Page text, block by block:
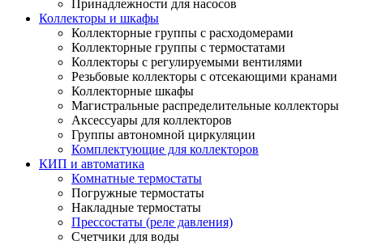
Принадлежности для насосов
Коллекторы и шкафы
Коллекторные группы с расходомерами
Коллекторные группы с термостатами
Коллекторы с регулируемыми вентилями
Резьбовые коллекторы с отсекающими кранами
Коллекторные шкафы
Магистральные распределительные коллекторы
Аксессуары для коллекторов
Группы автономной циркуляции
Комплектующие для коллекторов
КИП и автоматика
Комнатные термостаты
Погружные термостаты
Накладные термостаты
Прессостаты (реле давления)
Счетчики для воды